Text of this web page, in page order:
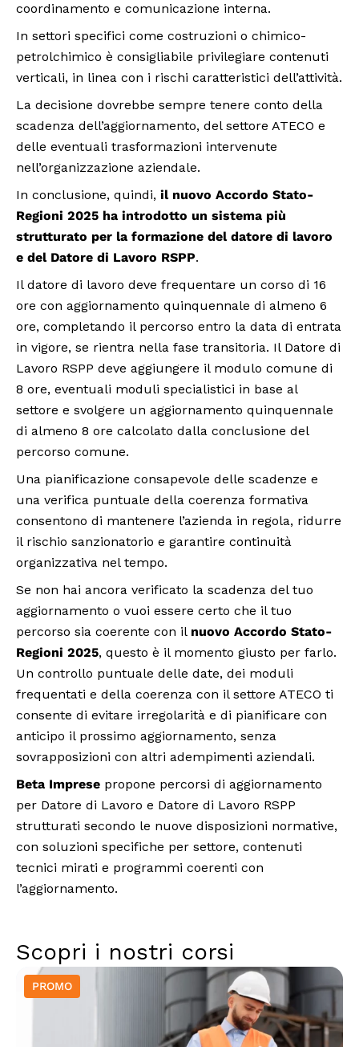
coordinamento e comunicazione interna.
In settori specifici come costruzioni o chimico-
petrolchimico è consigliabile privilegiare contenuti
verticali, in linea con i rischi caratteristici dell’attività.
La decisione dovrebbe sempre tenere conto della
scadenza dell’aggiornamento, del settore ATECO e
delle eventuali trasformazioni intervenute
nell’organizzazione aziendale.
In conclusione, quindi, il nuovo Accordo Stato-
Regioni 2025 ha introdotto un sistema più
strutturato per la formazione del datore di lavoro
e del Datore di Lavoro RSPP.
Il datore di lavoro deve frequentare un corso di 16
ore con aggiornamento quinquennale di almeno 6
ore, completando il percorso entro la data di entrata
in vigore, se rientra nella fase transitoria. Il Datore di
Lavoro RSPP deve aggiungere il modulo comune di
8 ore, eventuali moduli specialistici in base al
settore e svolgere un aggiornamento quinquennale
di almeno 8 ore calcolato dalla conclusione del
percorso comune.
Una pianificazione consapevole delle scadenze e
una verifica puntuale della coerenza formativa
consentono di mantenere l’azienda in regola, ridurre
il rischio sanzionatorio e garantire continuità
organizzativa nel tempo.
Se non hai ancora verificato la scadenza del tuo
aggiornamento o vuoi essere certo che il tuo
percorso sia coerente con il nuovo Accordo Stato-
Regioni 2025, questo è il momento giusto per farlo.
Un controllo puntuale delle date, dei moduli
frequentati e della coerenza con il settore ATECO ti
consente di evitare irregolarità e di pianificare con
anticipo il prossimo aggiornamento, senza
sovrapposizioni con altri adempimenti aziendali.
Beta Imprese propone percorsi di aggiornamento
per Datore di Lavoro e Datore di Lavoro RSPP
strutturati secondo le nuove disposizioni normative,
con soluzioni specifiche per settore, contenuti
tecnici mirati e programmi coerenti con
l’aggiornamento.
Scopri i nostri corsi